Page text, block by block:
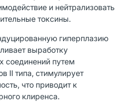
и нейтрализовать
токсины.
гиперплазию
выработку
соединений путем
II типа, стимулирует
что приводит к
клиренса.